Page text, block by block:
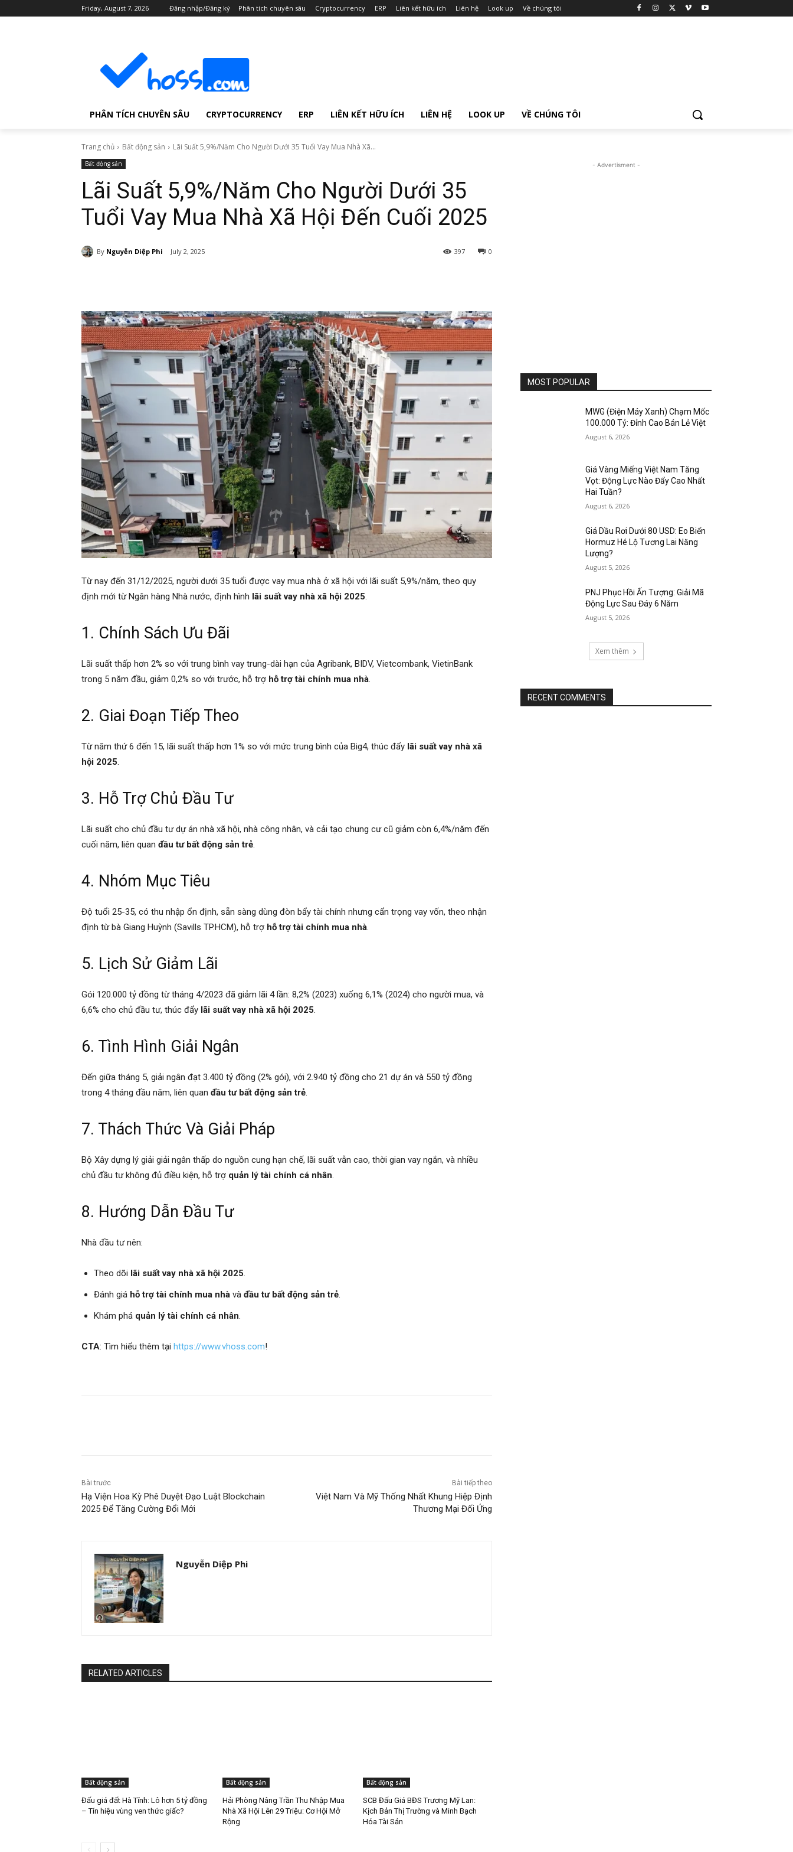
Friday, August 7, 2026 Đăng nhập/Đăng ký Phân tích chuyên sâu Cryptocurrency ERP Liên kết hữu ích Liên hệ Look up Về chúng tôi
PHÂN TÍCH CHUYÊN SÂU CRYPTOCURRENCY ERP LIÊN KẾT HỮU ÍCH LIÊN HỆ LOOK UP VỀ CHÚNG TÔI
Trang chủ Bất động sản Lãi Suất 5,9%/Năm Cho Người Dưới 35 Tuổi Vay Mua Nhà Xã...
Bất động sản
Lãi Suất 5,9%/Năm Cho Người Dưới 35
Tuổi Vay Mua Nhà Xã Hội Đến Cuối 2025
By Nguyễn Diệp Phi July 2, 2025 0
397
Từ nay đến 31/12/2025, người dưới 35 tuổi được vay mua nhà ở xã hội với lãi suất 5,9%/năm, theo quy
định mới từ Ngân hàng Nhà nước, định hình lãi suất vay nhà xã hội 2025.
1. Chính Sách Ưu Đãi
Lãi suất thấp hơn 2% so với trung bình vay trung-dài hạn của Agribank, BIDV, Vietcombank, VietinBank
trong 5 năm đầu, giảm 0,2% so với trước, hỗ trợ hỗ trợ tài chính mua nhà.
2. Giai Đoạn Tiếp Theo
Từ năm thứ 6 đến 15, lãi suất thấp hơn 1% so với mức trung bình của Big4, thúc đẩy lãi suất vay nhà xã
hội 2025.
3. Hỗ Trợ Chủ Đầu Tư
Lãi suất cho chủ đầu tư dự án nhà xã hội, nhà công nhân, và cải tạo chung cư cũ giảm còn 6,4%/năm đến
cuối năm, liên quan đầu tư bất động sản trẻ.
4. Nhóm Mục Tiêu
Độ tuổi 25-35, có thu nhập ổn định, sẵn sàng dùng đòn bẩy tài chính nhưng cẩn trọng vay vốn, theo nhận
định từ bà Giang Huỳnh (Savills TP.HCM), hỗ trợ hỗ trợ tài chính mua nhà.
5. Lịch Sử Giảm Lãi
Gói 120.000 tỷ đồng từ tháng 4/2023 đã giảm lãi 4 lần: 8,2% (2023) xuống 6,1% (2024) cho người mua, và
6,6% cho chủ đầu tư, thúc đẩy lãi suất vay nhà xã hội 2025.
6. Tình Hình Giải Ngân
Đến giữa tháng 5, giải ngân đạt 3.400 tỷ đồng (2% gói), với 2.940 tỷ đồng cho 21 dự án và 550 tỷ đồng
trong 4 tháng đầu năm, liên quan đầu tư bất động sản trẻ.
7. Thách Thức Và Giải Pháp
Bộ Xây dựng lý giải giải ngân thấp do nguồn cung hạn chế, lãi suất vẫn cao, thời gian vay ngắn, và nhiều
chủ đầu tư không đủ điều kiện, hỗ trợ quản lý tài chính cá nhân.
8. Hướng Dẫn Đầu Tư
Nhà đầu tư nên:
Theo dõi lãi suất vay nhà xã hội 2025.
Đánh giá hỗ trợ tài chính mua nhà và đầu tư bất động sản trẻ.
Khám phá quản lý tài chính cá nhân.
CTA: Tìm hiểu thêm tại https://www.vhoss.com!
Bài trước
Hạ Viện Hoa Kỳ Phê Duyệt Đạo Luật Blockchain
2025 Để Tăng Cường Đổi Mới
Bài tiếp theo
Việt Nam Và Mỹ Thống Nhất Khung Hiệp Định
Thương Mại Đối Ứng
Nguyễn Diệp Phi
RELATED ARTICLES
Bất động sản
Đấu giá đất Hà Tĩnh: Lô hơn 5 tỷ đồng
– Tín hiệu vùng ven thức giấc?
Bất động sản
Hải Phòng Nâng Trần Thu Nhập Mua
Nhà Xã Hội Lên 29 Triệu: Cơ Hội Mở
Rộng
Bất động sản
SCB Đấu Giá BĐS Trương Mỹ Lan:
Kịch Bản Thị Trường và Minh Bạch
Hóa Tài Sản
- Advertisment -
MOST POPULAR
MWG (Điện Máy Xanh) Chạm Mốc
100.000 Tỷ: Đỉnh Cao Bán Lẻ Việt
August 6, 2026
Giá Vàng Miếng Việt Nam Tăng
Vọt: Động Lực Nào Đẩy Cao Nhất
Hai Tuần?
August 6, 2026
Giá Dầu Rơi Dưới 80 USD: Eo Biển
Hormuz Hé Lộ Tương Lai Năng
Lượng?
August 5, 2026
PNJ Phục Hồi Ấn Tượng: Giải Mã
Động Lực Sau Đáy 6 Năm
August 5, 2026
Xem thêm
RECENT COMMENTS